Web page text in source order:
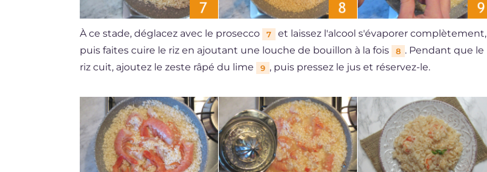
À ce stade, déglacez avec le prosecco 7
et laissez l'alcool s'évaporer complètement,
puis faites cuire le riz en ajoutant une louche de bouillon à la fois
8 . Pendant que le
riz cuit, ajoutez le zeste râpé du lime
9 , puis pressez le jus et réservez-le.